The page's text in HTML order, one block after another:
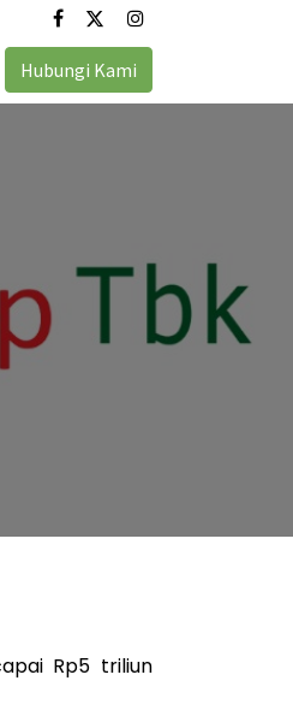
Hubungi Kami
Rp5 triliun